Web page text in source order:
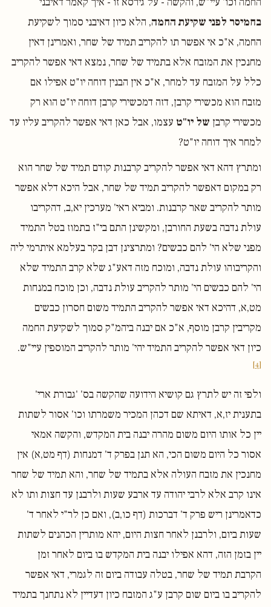
בחמיסר לפני שקיעת החמה, הלא כיון דאיבני סמוך לשקיעת
החמה, א"כ אי אפשר תו להקריב תמיד של שחר, ואמרינן דאין
מחנכין את המזבח אלא בתמיד של שחר, נמצא דאי אפשר להקריב
כלל על המזבח עד למחר, א"כ אין הבנין דוחה יו"ט אפילו אם
מזבח הוא מכשירי קרבן, דזה דמכשירי קרבן דוחה יו"ט הוא רק
מכשירי קרבן של יו"ט עצמו, אבל כאן דאי אפשר להקריב עליו עד
למחר איך דוחה יו"ט?
ומתרץ דהא דאי אפשר להקריב קרבנות קודם תמיד של שחר הוא
רק במקום דאפשר להקריב תמיד של שחר, אבל היכא דלא אפשר
מותר להקריב שאר קרבנות. ומביא ראי' מערכין יא,ב, דהקריבו
עולת נדבה בשעת החורבן, ומקשינן התם בי"ז בתמוז בטל התמיד
מפני שלא הי' להם כבשים? ומתרצינן דבן בקר בעלמא איתרמי ליה
והקריבוהו עולת נדבה, ומוכח מזה דאע"ג שלא קרב התמיד שלא
הי' להם כבשים הי' מותר להקריב עולת נדבה, וכן מוכח במנחות
מט,א, דהיכא דאי אפשר להקריב התמיד משום חסרון כבשים
מקריבין קרבן מוסף, א"כ אם יבנה ביהמ"ק סמוך לשקיעת החמה
כיון דאי אפשר להקריב התמיד יהי' מותר להקריב המוספין עיי"ש.
[4]
ולפי זה יש לתרץ גם קושיא הידועה שהקשה בס' 'גבורת ארי'
בתענית יז,א, דאיתא שם דכהן המכיר משמרתו וכו' אסור לשתות
יין כל אותו היום משום מהרה יבנה בית המקדש, והקשה אמאי
אסור כל היום משום הכי, הא תנן בפרק ד' דמנחות (דף מט,א) אין
מחנכין את מזבח העולה אלא בתמיד של שחר, והא תמיד של שחר
אינו קרב אלא לרבי יהודה עד ארבע שעות ולרבנן עד חצות ותו לא
כדאמרינן ריש פרק ד' דברכות (דף כו,ב), ואם כן לר"י לאחר ד'
שעות ביום, ולרבנן לאחר חצות היום, יהא מותרין הכהנים לשתות
יין בזמן הזה, דהא אפילו יבנה בית המקדש בו ביום לאחר זמן
הקרבת תמיד של שחר, בטלה עבודה ביום זה לגמרי, דאי אפשר
להקריב בו ביום שום קרבן ע"ג המזבח כיון דעדיין לא נתחנך בתמיד